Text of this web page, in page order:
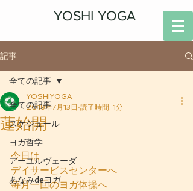
YOSHI YOGA
記事
全ての記事
スケジュール
ヨガ哲学
アーユルヴェーダ
あなみdeヨガ
全ての記事
蓮始開
YOSHIYOGA
2018年7月13日 読了時間: 1分
今日は
デイサービスセンターへ
毎月一回のヨガ体操へ